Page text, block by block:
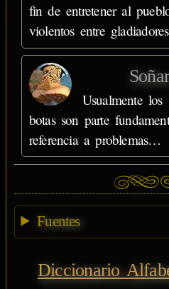
fin de entretener al
violentos entre
Usualmente
botas son parte
referencia a problemas…
Fuentes
Diccionario